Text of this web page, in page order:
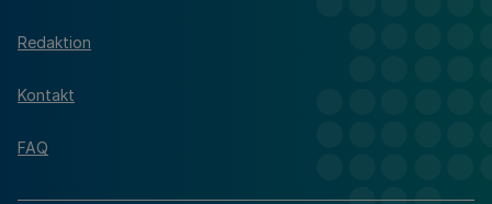
Redaktion
Kontakt
FAQ